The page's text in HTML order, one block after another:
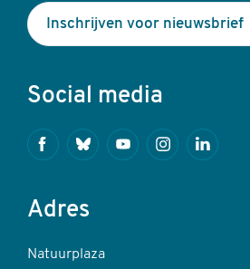
Inschrijven voor nieuwsbrief
Social media
FacebookBlueskyYoutubeInstagramLinkedin
Adres
Natuurplaza